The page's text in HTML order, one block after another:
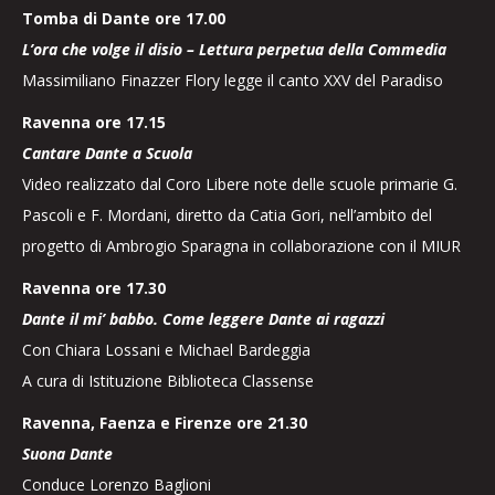
Tomba di Dante ore 17.00
L’ora che volge il disio – Lettura perpetua della Commedia
Massimiliano Finazzer Flory legge il canto XXV del Paradiso
Ravenna ore 17.15
Cantare Dante a Scuola
Video realizzato dal Coro Libere note delle scuole primarie G.
Pascoli e F. Mordani, diretto da Catia Gori, nell’ambito del
progetto di Ambrogio Sparagna in collaborazione con il MIUR
Ravenna ore 17.30
Dante il mi’ babbo. Come leggere Dante ai ragazzi
Con Chiara Lossani e Michael Bardeggia
A cura di Istituzione Biblioteca Classense
Ravenna, Faenza e Firenze ore 21.30
Suona Dante
Conduce Lorenzo Baglioni